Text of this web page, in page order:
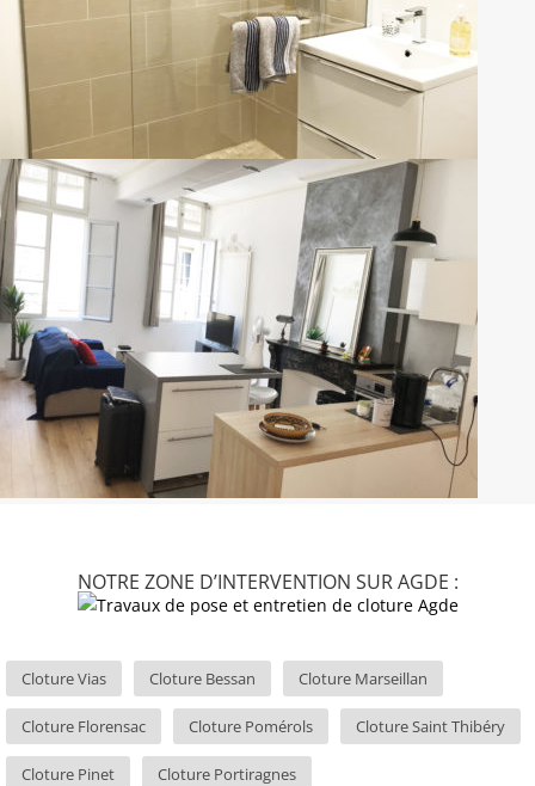
NOTRE ZONE D’INTERVENTION SUR AGDE :
Cloture Vias Cloture Bessan Cloture Marseillan
Cloture Florensac Cloture Pomérols Cloture Saint Thibéry
Cloture Pinet Cloture Portiragnes